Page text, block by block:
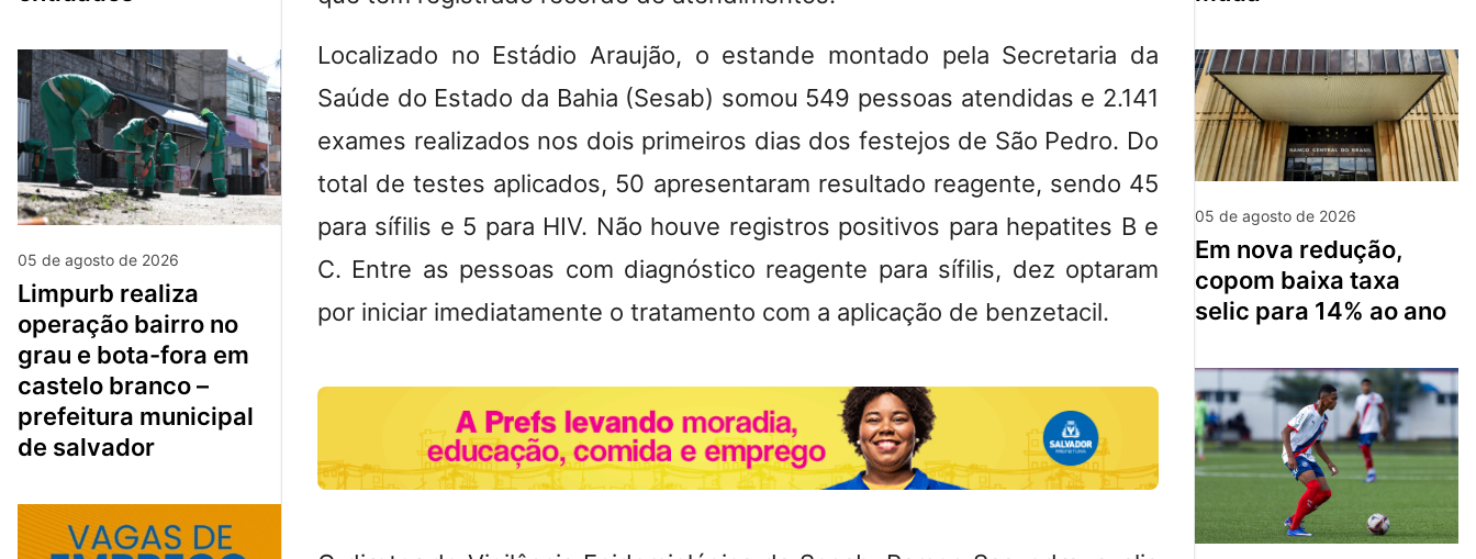
05 de agosto de 2026
limpurb realiza
operação bairro no
grau e bota-fora em
castelo branco –
prefeitura municipal
de salvador
​Localizado no Estádio Araujão, o estande montado pela Secretaria da
Saúde do Estado da Bahia (Sesab) somou 549 pessoas atendidas e 2.141
exames realizados nos dois primeiros dias dos festejos de São Pedro. Do
total de testes aplicados, 50 apresentaram resultado reagente, sendo 45
para sífilis e 5 para HIV. Não houve registros positivos para hepatites B e
C. Entre as pessoas com diagnóstico reagente para sífilis, dez optaram
por iniciar imediatamente o tratamento com a aplicação de benzetacil.
05 de agosto de 2026
em nova redução,
copom baixa taxa
selic para 14% ao ano